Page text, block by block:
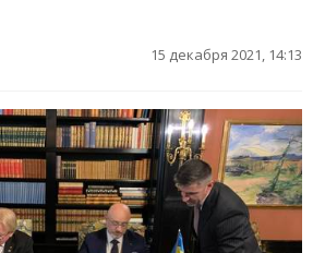
15 декабря 2021, 14:13